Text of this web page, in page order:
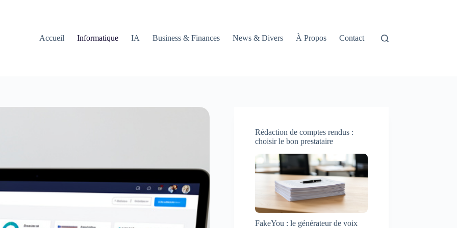
Accueil
Informatique IA Business & Finances News & Divers À Propos Contact
Rédaction de comptes rendus :
choisir le bon prestataire
FakeYou : le générateur de voix